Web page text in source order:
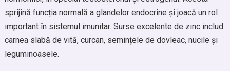
sprijină funcția normală a glandelor endocrine și joacă un rol
important în sistemul imunitar. Surse excelente de zinc includ
carnea slabă de vită, curcan, semințele de dovleac, nucile și
leguminoasele.